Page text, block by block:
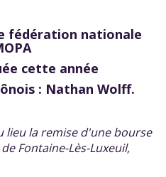
fédération nationale
cette année
: Nathan Wolff.
lieu la remise d'une bourse
Fontaine-Lès-Luxeuil,